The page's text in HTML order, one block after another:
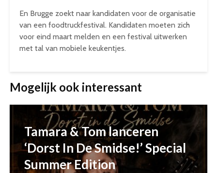
En Brugge zoekt naar kandidaten voor de organisatie
van een foodtruckfestival. Kandidaten moeten zich
voor eind maart melden en een festival uitwerken
met tal van mobiele keukentjes.
Mogelijk ook interessant
Tamara & Tom lanceren
‘Dorst In De Smidse!’ Special
Summer Edition